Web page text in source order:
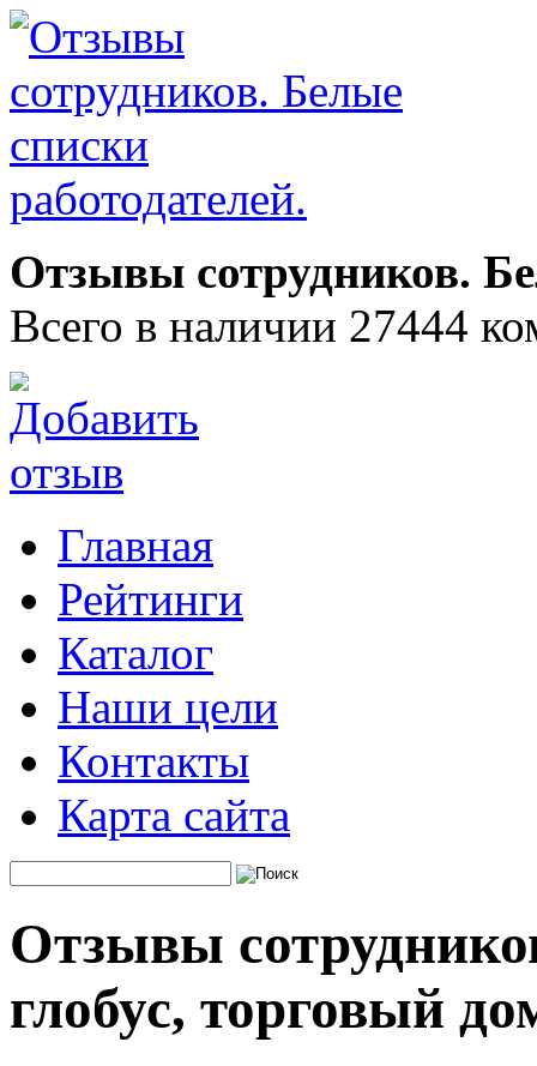
Отзывы сотрудников.
Всего в наличии 27444
Главная
Рейтинги
Каталог
Наши цели
Контакты
Карта сайта
Отзывы
глобус, торговый